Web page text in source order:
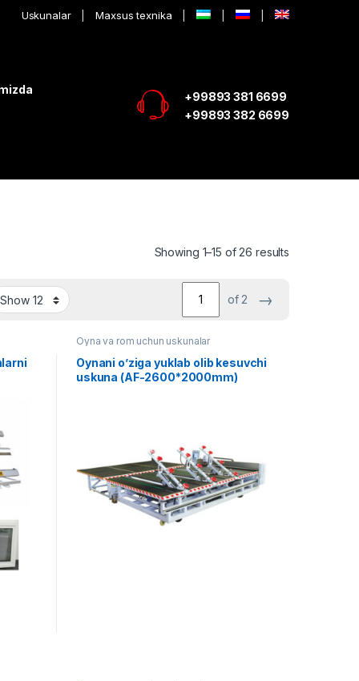
Uskunalar Maxsus texnika
+99893 381 6699
+99893 382 6699
Showing 1–15 of 26 results
of 2 →
Oyna va rom uchun uskunalar
Oynani o’ziga yuklab olib kesuvchi
uskuna (AF-2600*2000mm)